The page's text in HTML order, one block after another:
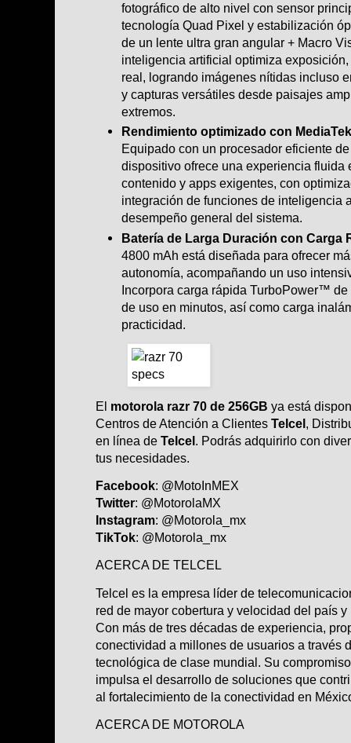
fotográfico de alto nivel con sensor
tecnología Quad Pixel y estabilización
de un lente ultra gran angular + Macro
inteligencia artificial optimiza
real, logrando imágenes nítidas incluso
y capturas versátiles desde paisajes
extremos.
Rendimiento optimizado con
Equipado con un procesador eficiente
dispositivo ofrece una experiencia fluida
contenido y apps exigentes, con
integración de funciones de inteligencia
desempeño general del sistema.
Batería de Larga Duración con Carga
4800 mAh está diseñada para ofrecer
autonomía, acompañando un uso
Incorpora carga rápida TurboPower™ de
de uso en minutos, así como carga
practicidad.
El motorola razr 70 de 256GB ya está
Centros de Atención a Clientes Telcel,
en línea de Telcel. Podrás adquirirlo con
tus necesidades.
Facebook: @MotoInMEX
Twitter: @MotorolaMX
Instagram: @Motorola_mx
TikTok: @Motorola_mx
ACERCA DE TELCEL
Telcel es la empresa líder de
red de mayor cobertura y velocidad del país
Con más de tres décadas de experiencia,
conectividad a millones de usuarios a través
tecnológica de clase mundial. Su
impulsa el desarrollo de soluciones que
al fortalecimiento de la conectividad en
ACERCA DE MOTOROLA